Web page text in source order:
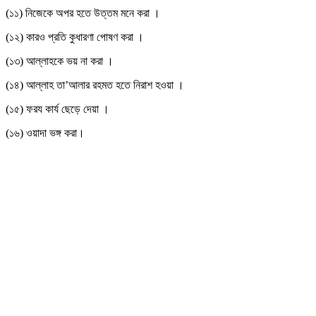
(১১) নিজেকে অপর হতে উত্তম মনে করা ।
(১২) কারও প্রতি কুধারণা পোষণ করা ।
(১৩) আল্লাহকে ভয় না করা ।
(১৪) আল্লাহ তা’আলার রহমত হতে নিরাশ হওয়া ।
(১৫) ফরয কার্য ছেড়ে দেয়া ।
(১৬) ওয়াদা ভঙ্গ করা।